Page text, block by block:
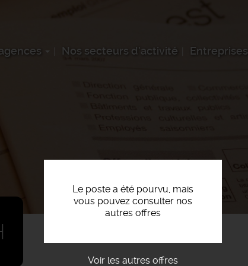
Nos secteurs d'activité Entreprises
Le poste a été pourvu, mais
vous pouvez consulter nos
autres offres
Voir les autres offres